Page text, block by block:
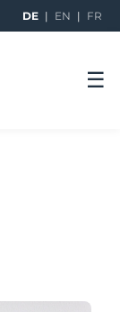
DE | EN | FR
☰